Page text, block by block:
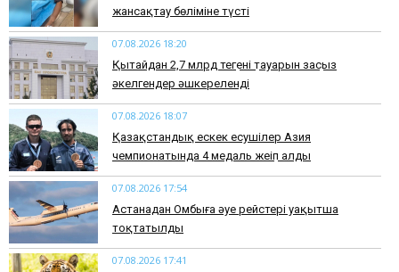
жансақтау бөліміне түсті
07.08.2026 18:20
Қытайдан 2,7 млрд теңгенің тауарын заңсыз
әкелгендер әшкереленді
07.08.2026 18:07
Қазақстандық ескек есушілер Азия
чемпионатында 4 медаль жеңіп алды
07.08.2026 17:54
Астанадан Омбыға әуе рейстері уақытша
тоқтатылды
07.08.2026 17:41